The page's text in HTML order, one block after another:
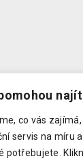
co vás
servis na míru
potřebujete.